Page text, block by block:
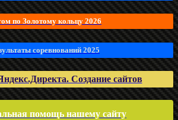
по Золотому кольцу 2026
соревнований 2025
Создание сайтов
помощь нашему сайту